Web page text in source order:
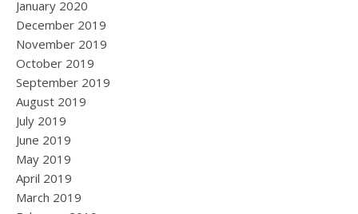
January 2020
December 2019
November 2019
October 2019
September 2019
August 2019
July 2019
June 2019
May 2019
April 2019
March 2019